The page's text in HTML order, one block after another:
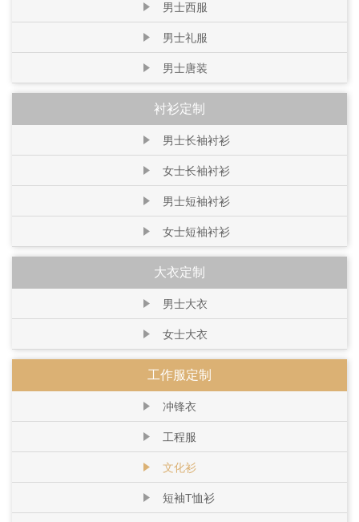
男士西服
男士礼服
男士唐装
衬衫定制
男士长袖衬衫
女士长袖衬衫
男士短袖衬衫
女士短袖衬衫
大衣定制
男士大衣
女士大衣
工作服定制
冲锋衣
工程服
文化衫
短袖T恤衫